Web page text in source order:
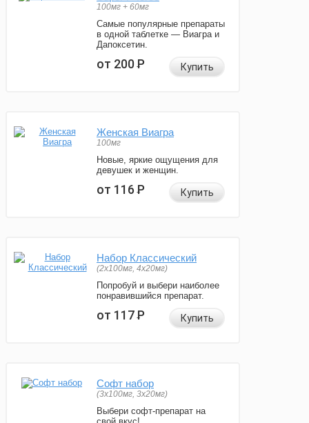
100мг + 60мг
Самые популярные препараты
в одной таблетке — Виагра и
Дапоксетин.
от 200Р Купить
Женская Виагра
100мг
Новые, яркие ощущения для
девушек и женщин.
от 116Р Купить
Набор Классический
(2x100мг, 4x20мг)
Попробуй и выбери наиболее
понравившийся препарат.
от 117Р Купить
Софт набор
(3x100мг, 3x20мг)
Выбери софт-препарат на